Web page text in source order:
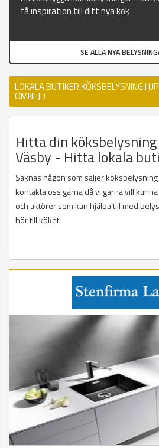
få inspiration till ditt nya kök
SE ALLA NYA
LOKALA BUTIKER KÖKSBELYSNING I
OMNEJD
Hitta din
Väsby - Hitta lokala
Saknas någon som säljer
kontakta oss gärna då vi gärna vill
och aktörer som kan hjälpa till med
hör till köket.